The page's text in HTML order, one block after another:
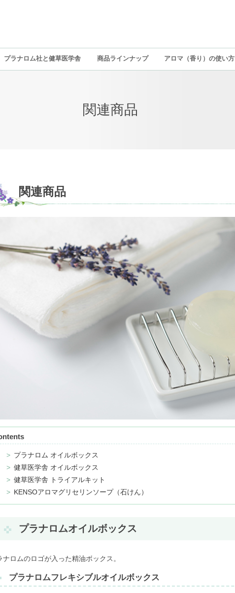
プラナロム社と健草医学舎 商品ラインナップ アロマ（香り）の使い方
関連商品
関連商品
プラナロム オイルボックス
健草医学舎 オイルボックス
健草医学舎 トライアルキット
KENSOアロマグリセリンソープ（石けん）
プラナロムオイルボックス
ナロムのロゴが入った精油ボックス。
プラナロムフレキシブルオイルボックス